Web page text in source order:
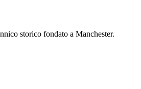
storico fondato a Manchester.